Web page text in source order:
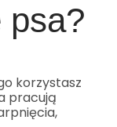
psa?
korzystasz
pracują